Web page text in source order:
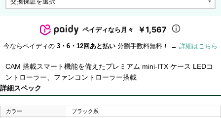
ペイディなら月々 ￥1,567
今ならペイディの 3・6・12回あと払い 分割手数料無料！ → 詳細はこちら
CAM 搭載スマート機能を備えたプレミアム mini-ITX ケース LEDコ
ントローラー、ファンコントローラー搭載
詳細スペック
カラー
ブラック系